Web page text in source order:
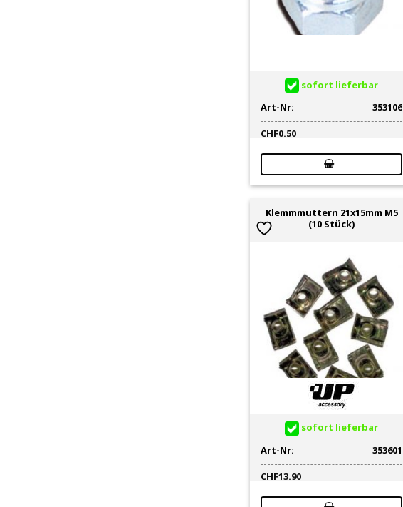
sofort lieferbar
Art-Nr:
353106
CHF0.50
Klemmmuttern 21x15mm M5
(10 Stück)
sofort lieferbar
Art-Nr:
353601
CHF13.90